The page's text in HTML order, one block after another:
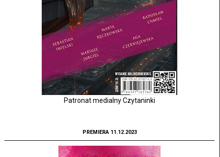
Patronat medialny Czytaninki
PREMIERA 11.12.2023